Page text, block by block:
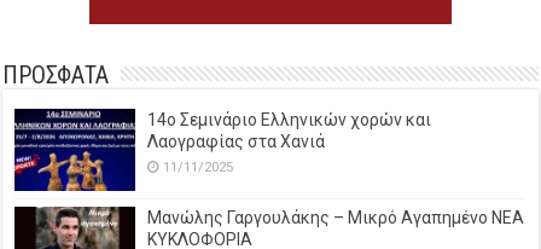
ΠΡΟΣΦΑΤΑ
14o Σεμινάριο Ελληνικών χορών και
Λαογραφίας στα Χανιά
11/11/2025
Μανώλης Γαργουλάκης – Μικρό Αγαπημένο NEΑ
ΚΥΚΛΟΦΟΡΙΑ